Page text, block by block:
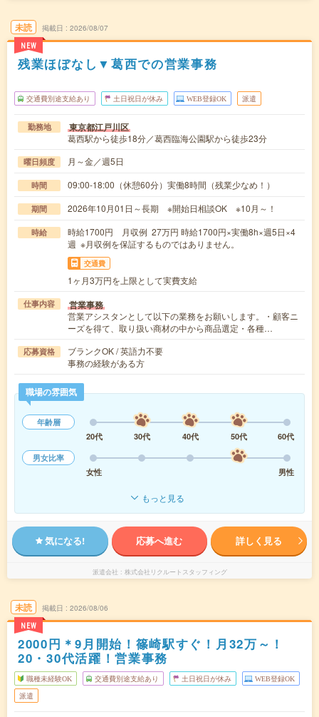
未読
NEW
掲載日 2026/08/07
残業ほぼなし▼葛西での営業事務
交通費別途支給あり 土日祝日が休み WEB登録OK 派遣
勤務地 東京都江戸川区
葛西駅から徒歩18分／葛西臨海公園駅から徒歩23分
曜日頻度 月～金／週5日
時間 09:00-18:00（休憩60分）実働8時間（残業少なめ！）
期間 2026年10月01日～長期 ※開始日相談OK ※10月～！
時給
時給1700円 月収例 27万円 時給1700円×実働8h×週5日×4
週 ※月収例を保証するものではありません。
交通費
1ヶ月3万円を上限として実費支給
仕事内容 営業事務
営業アシスタンとして以下の業務をお願いします。・顧客ニ
ーズを得て、取り扱い商材の中から商品選定・各種…
応募資格
ブランクOK / 英語力不要
事務の経験がある方
職場の雰囲気
年齢層
20代
30代 40代 50代
60代
男女比率
女性
男性
もっと見る
気になる! 応募へ進む 詳しく見る
派遣会社 株式会社リクルートスタッフィング
未読
NEW
掲載日 2026/08/06
2000円＊9月開始！篠崎駅すぐ！月32万～！
20・30代活躍！営業事務
職種未経験OK 交通費別途支給あり 土日祝日が休み WEB登録OK
派遣